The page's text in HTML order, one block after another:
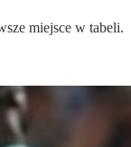
miejsce w tabeli.